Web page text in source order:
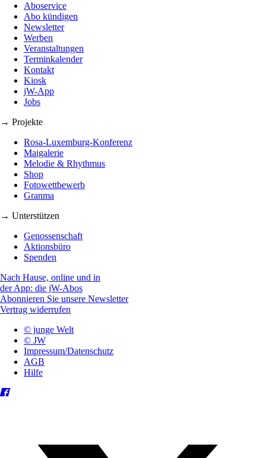
Aboservice
Abo kündigen
Newsletter
Werben
Veranstaltungen
Terminkalender
Kontakt
Kiosk
jW-App
Jobs
→ Projekte
Rosa-Luxemburg-Konferenz
Maigalerie
Melodie & Rhythmus
Shop
Fotowettbewerb
Granma
→ Unterstützen
Genossenschaft
Aktionsbüro
Spenden
Nach Hause, online und in
der App: die jW-Abos
Abonnieren Sie unsere Newsletter
Vertrag widerrufen
© junge Welt
© JW
Impressum/Datenschutz
AGB
Hilfe